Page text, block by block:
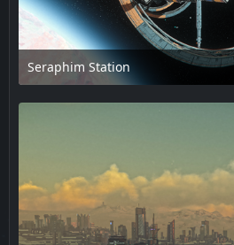
Seraphim Station
17. Februar 2025 um